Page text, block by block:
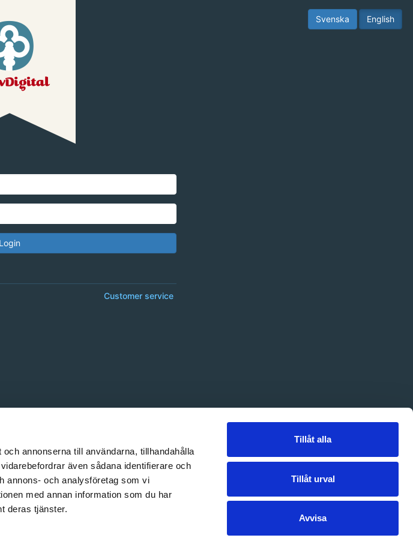
annonserna till användarna, tillhandahålla
även sådana identifierare och
annons- och analysföretag som vi
med annan information som du har
deras tjänster.
Tillåt alla
Tillåt urval
Avvisa
English
Svenska
Login
Customer service